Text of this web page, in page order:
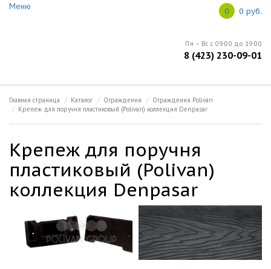
О продукции
5
Open submenu (Каталог)
Каталог
Новости
Ваш город: Владивосток
Меню 0 0 руб.
Пн – Вс с 09:00 до 19:00
8 (423) 230-09-01
Главная страница Каталог Ограждения
Ограждения Polivan
Крепеж для поручня пластиковый (Polivan) коллекция Denpasar
Крепеж для поручня
пластиковый (Polivan)
коллекция Denpasar